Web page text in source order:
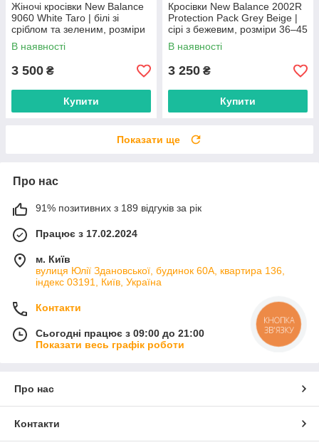
Жіночі кросівки New Balance
9060 White Taro | білі зі
сріблом та зеленим, розміри
36–41
В наявності
3 500 ₴
Купити
Кросівки New Balance 2002R
Protection Pack Grey Beige |
сірі з бежевим, розміри 36–45
В наявності
3 250 ₴
Купити
Показати ще
Про нас
91% позитивних з 189 відгуків за рік
Працює з 17.02.2024
м. Київ
вулиця Юлії Здановської, будинок 60А, квартира 136,
індекс 03191, Київ, Україна
Контакти
Сьогодні працює з 09:00 до 21:00
Показати весь графік роботи
Про нас
Контакти
КНОПКА
ЗВ'ЯЗКУ